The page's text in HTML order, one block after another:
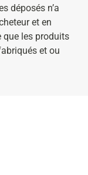
déposés n’a
et en
que les produits
et ou